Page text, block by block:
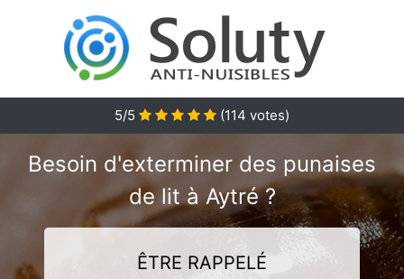
5/5 (114 votes)
Besoin d'exterminer des punaises
de lit à Aytré ?
ÊTRE RAPPELÉ